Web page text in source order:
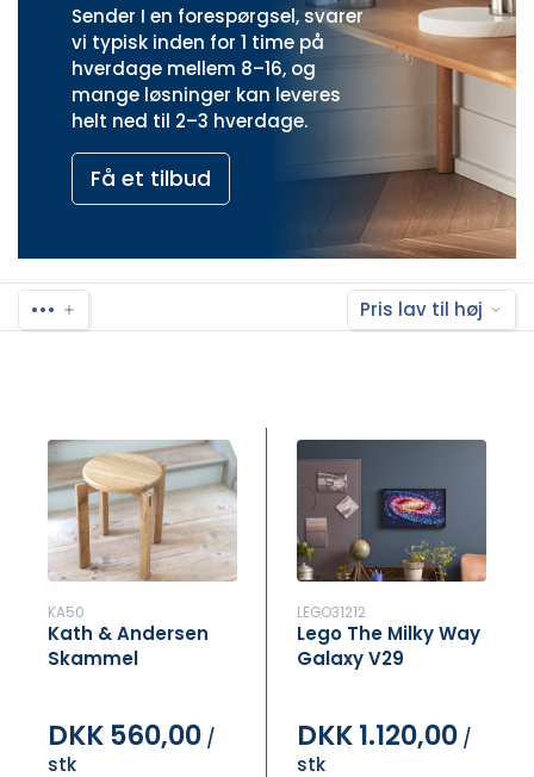
Sender I en forespørgsel, svarer
vi typisk inden for 1 time på
hverdage mellem 8–16, og
mange løsninger kan leveres
helt ned til 2–3 hverdage.
Få et tilbud
••• Pris lav til høj
KA50
Kath & Andersen
Skammel
DKK 560,00 /
stk
LEGO31212
Lego The Milky Way
Galaxy V29
DKK 1.120,00 /
stk